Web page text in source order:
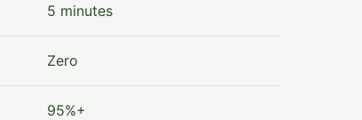
5 minutes
Zero
95%+